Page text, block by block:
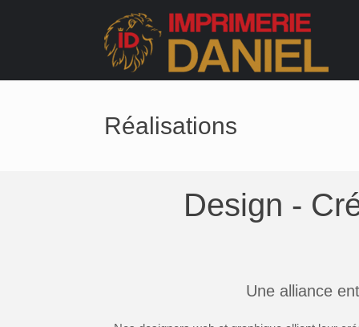
Réalisations
Design -
Une alliance